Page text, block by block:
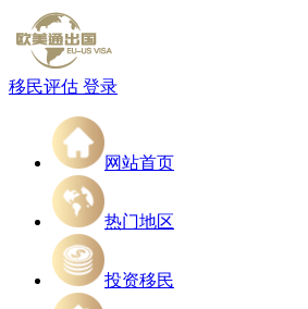
移民评估 登录
网站首页
热门地区
投资移民